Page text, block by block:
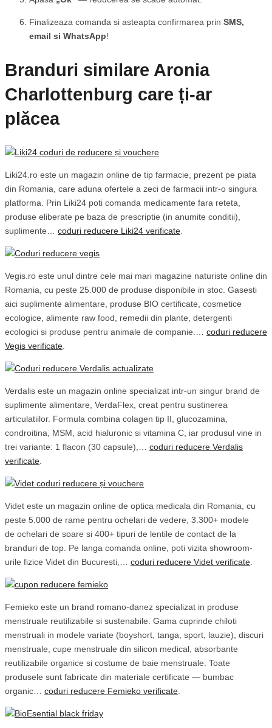
Finalizeaza comanda si asteapta confirmarea prin SMS,
email si WhatsApp!
Branduri similare Aronia
Charlottenburg care ți-ar
plăcea
Liki24.ro este un magazin online de tip farmacie, prezent pe piata
din Romania, care aduna ofertele a zeci de farmacii intr-o singura
platforma. Prin Liki24 poti comanda medicamente fara reteta,
produse eliberate pe baza de prescriptie (in anumite conditii),
suplimente… coduri reducere Liki24 verificate
Vegis.ro este unul dintre cele mai mari magazine naturiste online din
Romania, cu peste 25.000 de produse disponibile in stoc. Gasesti
aici suplimente alimentare, produse BIO certificate, cosmetice
ecologice, alimente raw food, remedii din plante, detergenti
ecologici si produse pentru animale de companie.… coduri reducere
Vegis verificate
Verdalis este un magazin online specializat intr-un singur brand de
suplimente alimentare, VerdaFlex, creat pentru sustinerea
articulatiilor. Formula combina colagen tip II, glucozamina,
condroitina, MSM, acid hialuronic si vitamina C, iar produsul vine in
trei variante: 1 flacon (30 capsule),… coduri reducere Verdalis
verificate
Videt este un magazin online de optica medicala din Romania, cu
peste 5.000 de rame pentru ochelari de vedere, 3.300+ modele
de ochelari de soare si 400+ tipuri de lentile de contact de la
branduri de top. Pe langa comanda online, poti vizita showroom-
urile fizice Videt din Bucuresti,… coduri reducere Videt verificate
Femieko este un brand romano-danez specializat in produse
menstruale reutilizabile si sustenabile. Gama cuprinde chiloti
menstruali in modele variate (boyshort, tanga, sport, lauzie), discuri
menstruale, cupe menstruale din silicon medical, absorbante
reutilizabile organice si costume de baie menstruale. Toate
produsele sunt fabricate din materiale certificate — bumbac
organic… coduri reducere Femieko verificate